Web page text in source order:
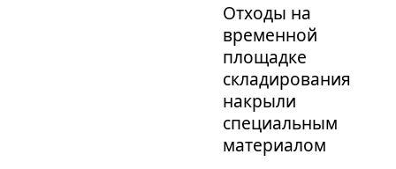
Отходы на
временной
площадке
складирования
накрыли
специальным
материалом